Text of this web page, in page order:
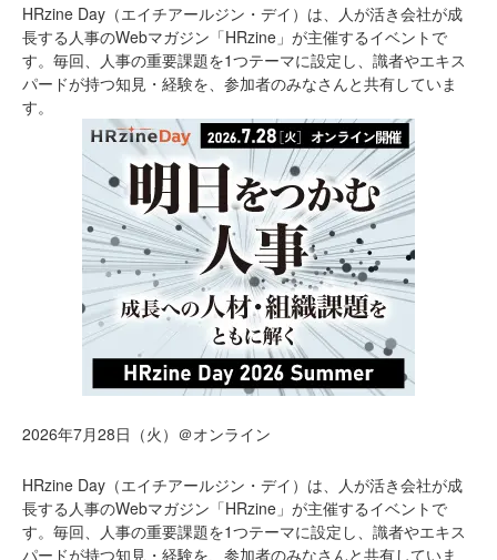
HRzine Day（エイチアールジン・デイ）は、人が活き会社が成
長する人事のWebマガジン「HRzine」が主催するイベントで
す。毎回、人事の重要課題を1つテーマに設定し、識者やエキス
パードが持つ知見・経験を、参加者のみなさんと共有していま
す。
2026年7月28日（火）＠オンライン
HRzine Day（エイチアールジン・デイ）は、人が活き会社が成
長する人事のWebマガジン「HRzine」が主催するイベントで
す。毎回、人事の重要課題を1つテーマに設定し、識者やエキス
パードが持つ知見・経験を、参加者のみなさんと共有していま